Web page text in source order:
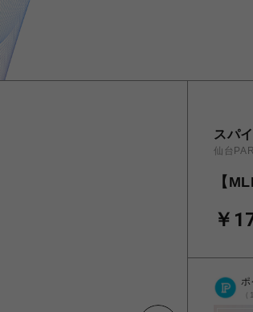
スパ
仙台
【
￥
ポ